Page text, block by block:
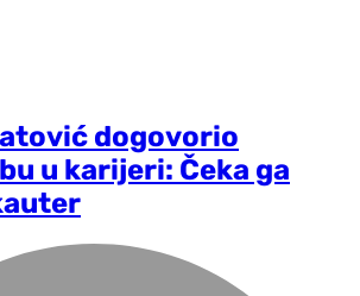
dogovorio
u karijeri: Čeka ga